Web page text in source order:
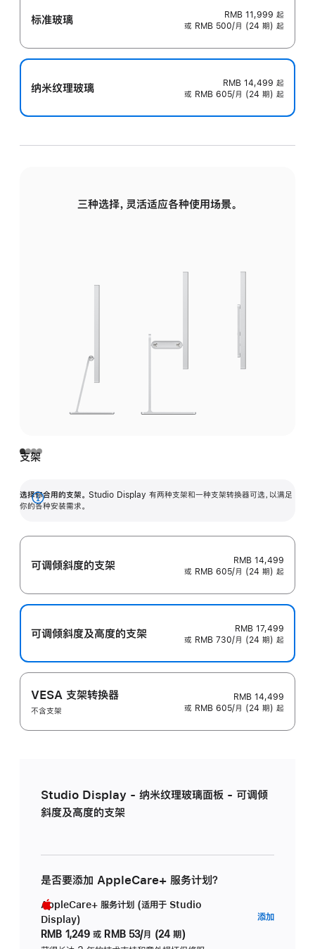
标准玻璃 RMB 11,999 起
或 RMB 500/月 (24 期) 起
纳米纹理玻璃 RMB 14,499 起
或 RMB 605/月 (24 期) 起
三种选择，灵活适应各种使用场景。
支架
选择你合用的支架。 Studio Display 有两种支架和一种支架转换器可选，以满足
你的各种安装需求。
展
可调倾斜度的支架
RMB 14,499
或 RMB 605/月 (24 期) 起
可调倾斜度及高‍度的支‍架
RMB 17,499
或 RMB 730/月 (24 期) 起
VESA 支架转换器
不含支架
RMB 14,499
或 RMB 605/月 (24 期) 起
Studio Display - 纳米纹理玻璃面板 - 可调倾
斜度及高度的支架
是否要添加 AppleCare+ 服务计划？
AppleCare+ 服务计划 (适用于 Studio
Display)
RMB 1,249 或 RMB 53/月 (24 期)
添加